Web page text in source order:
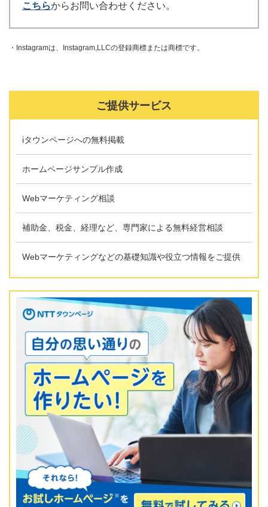
こちらからお問い合わせください。
・Instagramは、Instagram,LLCの登録商標または商標です。
ご提供サービス
iタウンページへの無料掲載
ホームページサンプル作成
Webマーケティング相談
補助金、税金、経理など、専門家による無料経営相談
Webマーケティングなどの基礎知識や役立つ情報をご提供